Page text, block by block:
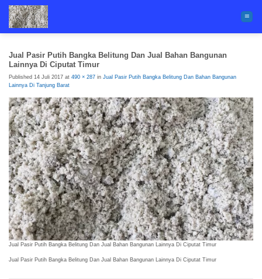
content
Jual Pasir Putih Bangka Belitung Dan Jual Bahan Bangunan
Lainnya Di Ciputat Timur
Published 14 Juli 2017 at 490 × 287 in Jual Pasir Putih Bangka Belitung Dan Bahan Bangunan
Lainnya Di Tanjung Barat
Jual Pasir Putih Bangka Belitung Dan Jual Bahan Bangunan Lainnya Di Ciputat Timur
Jual Pasir Putih Bangka Belitung Dan Jual Bahan Bangunan Lainnya Di Ciputat Timur